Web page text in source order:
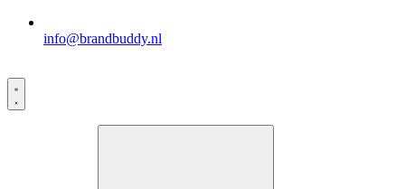
info@brandbuddy.nl